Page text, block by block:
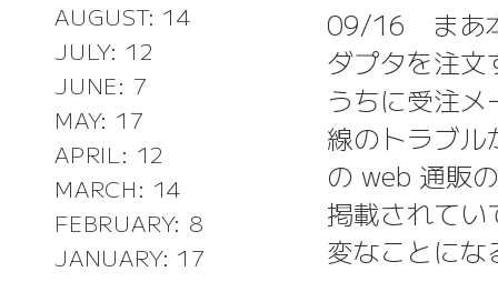
AUGUST: 14
JULY: 12
JUNE: 7
MAY: 17
APRIL: 12
MARCH: 14
FEBRUARY: 8
JANUARY: 17
09/16 まあ
ダプタを注
うちに受注
線のトラブ
の web 通販
掲載されて
変なことにな